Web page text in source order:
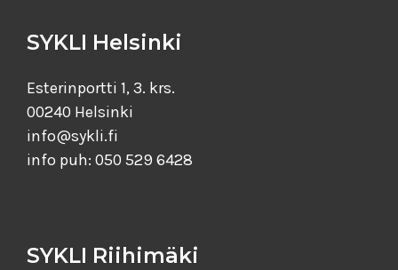
SYKLI Helsinki
Esterinportti 1, 3. krs.
00240 Helsinki
info@sykli.fi
info puh: 050 529 6428
SYKLI Riihimäki